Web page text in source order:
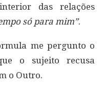
das relações
só para mim”.
me pergunto o
o sujeito recusa
o Outro.